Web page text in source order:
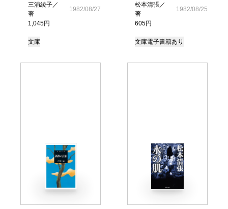
三浦綾子／
著
1,045円
1982/08/27
文庫
松本清張／
著
605円
1982/08/25
文庫電子書籍あり